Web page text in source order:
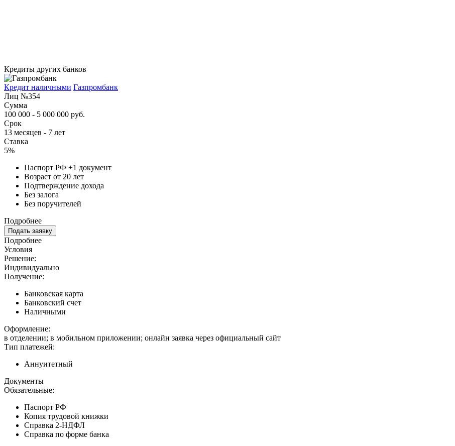
Кредиты других банков
Кредит наличными Газпромбанк
Лиц №354
Сумма
100 000 - 5 000 000 руб.
Срок
13 месяцев - 7 лет
Ставка
5%
Паспорт РФ +1 документ
Возраст от 20 лет
Подтверждение дохода
Без залога
Без поручителей
Подробнее
Подать заявку
Подробнее
Условия
Решение:
Индивидуально
Получение:
Банковская карта
Банковский счет
Наличными
Оформление:
в отделении; в мобильном приложении; онлайн заявка через официальный сайт
Тип платежей:
Аннуитетный
Документы
Обязательные:
Паспорт РФ
Копия трудовой книжки
Справка 2-НДФЛ
Справка по форме банка